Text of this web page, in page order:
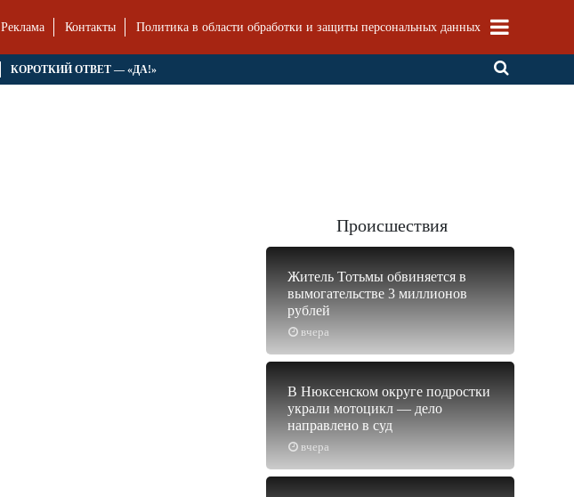
Реклама Контакты Политика в области обработки и защиты персональных данных
КОРОТКИЙ ОТВЕТ — «ДА!»
Происшествия
вчера
Житель Тотьмы обвиняется в
вымогательстве 3 миллионов
рублей
вчера
В Нюксенском округе подростки
украли мотоцикл — дело
направлено в суд